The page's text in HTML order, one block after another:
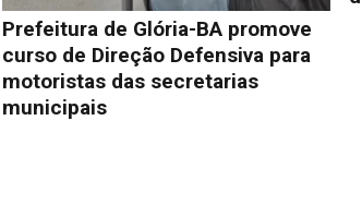
Prefeitura de Glória-BA promove
curso de Direção Defensiva para
motoristas das secretarias
municipais